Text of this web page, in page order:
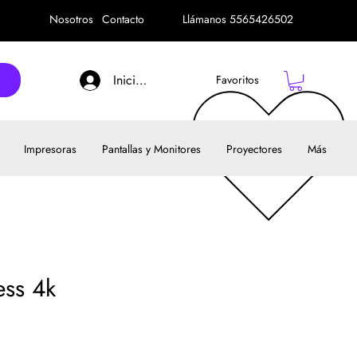
Nosotros Contacto Llámanos 5565426502
Iniciar sesión Favoritos
Impresoras Pantallas y Monitores Proyectores Más
4k